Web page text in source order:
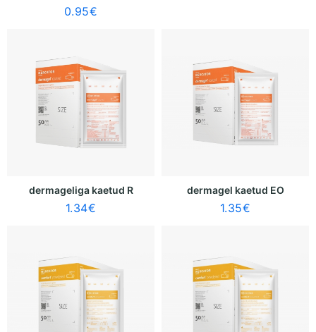
0.95€
dermageliga kaetud R
1.34€
dermagel kaetud EO
1.35€